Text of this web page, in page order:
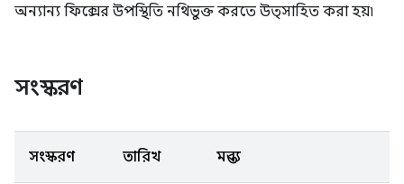
অন্যান্য ফিক্সের উপস্থিতি নথিভুক্ত করতে উত্সাহিত করা হয়৷
সংস্করণ
সংস্করণ তারিখ মন্তব্য